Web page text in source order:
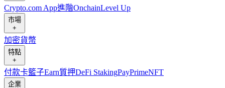
Crypto.com App進階OnchainLevel Up
市場
+
加密貨幣
特點
+
付款卡籃子Earn質押DeFi StakingPayPrimeNFT
企業